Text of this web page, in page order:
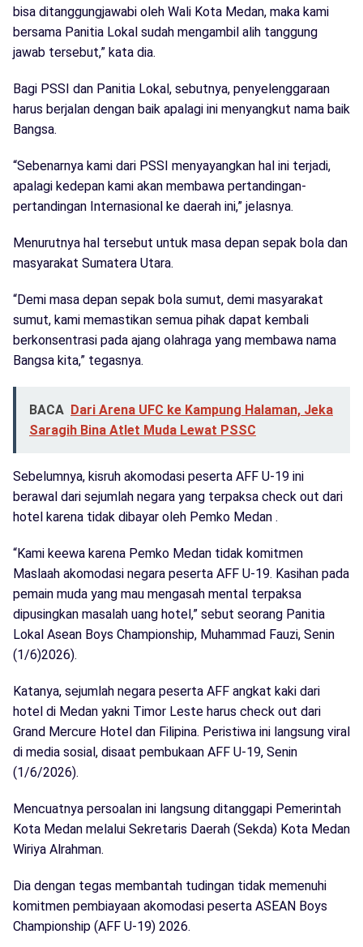
bisa ditanggungjawabi oleh Wali Kota Medan, maka kami
bersama Panitia Lokal sudah mengambil alih tanggung
jawab tersebut,” kata dia.
Bagi PSSI dan Panitia Lokal, sebutnya, penyelenggaraan
harus berjalan dengan baik apalagi ini menyangkut nama baik
Bangsa.
“Sebenarnya kami dari PSSI menyayangkan hal ini terjadi,
apalagi kedepan kami akan membawa pertandingan-
pertandingan Internasional ke daerah ini,” jelasnya.
Menurutnya hal tersebut untuk masa depan sepak bola dan
masyarakat Sumatera Utara.
“Demi masa depan sepak bola sumut, demi masyarakat
sumut, kami memastikan semua pihak dapat kembali
berkonsentrasi pada ajang olahraga yang membawa nama
Bangsa kita,” tegasnya.
BACA Dari Arena UFC ke Kampung Halaman, Jeka
Saragih Bina Atlet Muda Lewat PSSC
Sebelumnya, kisruh akomodasi peserta AFF U-19 ini
berawal dari sejumlah negara yang terpaksa check out dari
hotel karena tidak dibayar oleh Pemko Medan .
“Kami keewa karena Pemko Medan tidak komitmen
Maslaah akomodasi negara peserta AFF U-19. Kasihan pada
pemain muda yang mau mengasah mental terpaksa
dipusingkan masalah uang hotel,” sebut seorang Panitia
Lokal Asean Boys Championship, Muhammad Fauzi, Senin
(1/6)2026).
Katanya, sejumlah negara peserta AFF angkat kaki dari
hotel di Medan yakni Timor Leste harus check out dari
Grand Mercure Hotel dan Filipina. Peristiwa ini langsung viral
di media sosial, disaat pembukaan AFF U-19, Senin
(1/6/2026).
Mencuatnya persoalan ini langsung ditanggapi Pemerintah
Kota Medan melalui Sekretaris Daerah (Sekda) Kota Medan
Wiriya Alrahman.
Dia dengan tegas membantah tudingan tidak memenuhi
komitmen pembiayaan akomodasi peserta ASEAN Boys
Championship (AFF U-19) 2026.